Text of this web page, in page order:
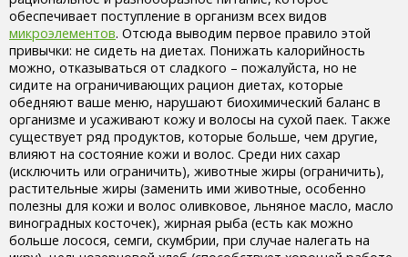
обеспечивает поступление в организм всех видов
микроэлементов. Отсюда выводим первое правило этой
привычки: не сидеть на диетах. Понижать калорийность
можно, отказываться от сладкого – пожалуйста, но не
сидите на ограничивающих рацион диетах, которые
обедняют ваше меню, нарушают биохимический баланс в
организме и усаживают кожу и волосы на сухой паек. Также
существует ряд продуктов, которые больше, чем другие,
влияют на состояние кожи и волос. Среди них сахар
(исключить или ограничить), животные жиры (ограничить),
растительные жиры (заменить ими животные, особенно
полезны для кожи и волос оливковое, льняное масло, масло
виноградных косточек), жирная рыба (есть как можно
больше лосося, семги, скумбрии, при случае налегать на